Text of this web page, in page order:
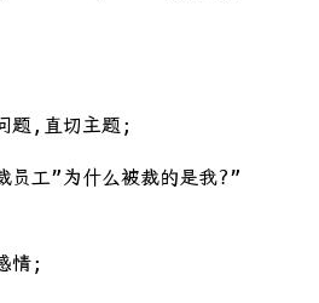
题,直切主题;
员工”为什么被裁的是我?”
情;